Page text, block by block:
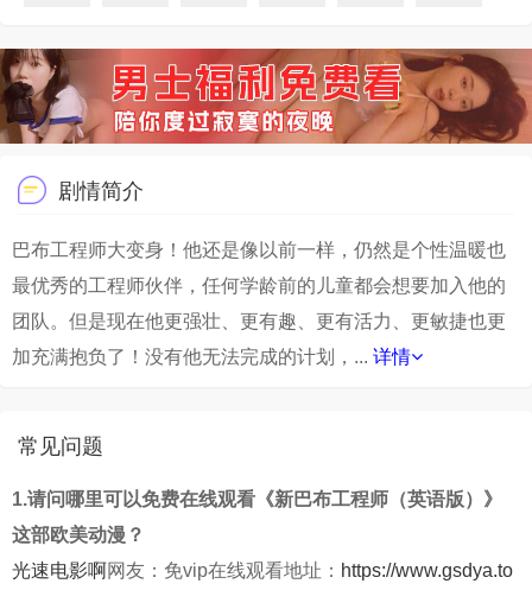
第51集 第52集
剧情简介
巴布工程师大变身！他还是像以前一样，仍然是个性温暖也
最优秀的工程师伙伴，任何学龄前的儿童都会想要加入他的
团队。但是现在他更强壮、更有趣、更有活力、更敏捷也更
加充满抱负了！没有他无法完成的计划，... 详情
常见问题
1.请问哪里可以免费在线观看《新巴布工程师（英语版）》
这部欧美动漫？
光速电影啊网友：免vip在线观看地址： https://www.gsdya.to